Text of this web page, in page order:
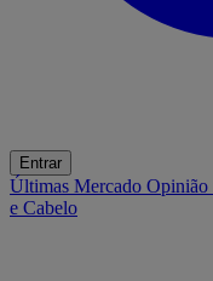
Entrar
Últimas Mercado Opinião
e Cabelo